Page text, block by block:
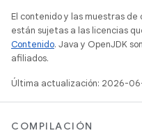
El contenido y las muestras
están sujetas a las licencias
Contenido. Java y OpenJDK
afiliados.
Última actualización: 2026-
COMPILACIÓN